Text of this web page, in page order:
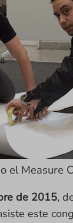
el Measure
de 2015,
este